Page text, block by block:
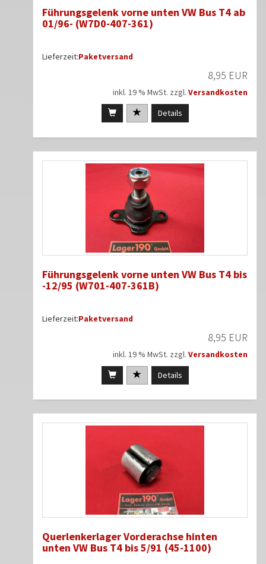
Führungsgelenk vorne unten VW Bus T4 ab
01/96- (W7D0-407-361)
Lieferzeit:Paketversand
8,95 EUR
inkl. 19 % MwSt. zzgl. Versandkosten
Details
Führungsgelenk vorne unten VW Bus T4 bis
-12/95 (W701-407-361B)
Lieferzeit:Paketversand
8,95 EUR
inkl. 19 % MwSt. zzgl. Versandkosten
Details
Querlenkerlager Vorderachse hinten
unten VW Bus T4 bis 5/91 (45-1100)